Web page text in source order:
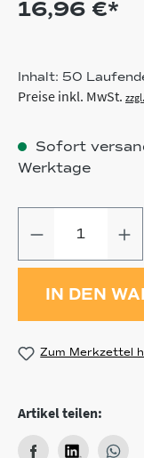
16,96 €*
Inhalt: 50
Preise inkl. MwSt.
Sofort
Werktage
IN DEN
Zum Merkzettel
Artikel teilen: